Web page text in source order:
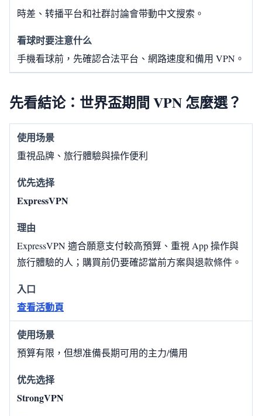
時差、转播平台和社群討論會带動中文搜索。
手機看球前，先確認合法平台、網路速度和備用 VPN。
先看結论：世界盃期間 VPN 怎麼選？
重視品牌、旅行體驗與操作便利
ExpressVPN
ExpressVPN 適合願意支付較高預算、重視 App 操作與
旅行體驗的人；購買前仍要確認當前方案與退款條件。
查看活動頁
預算有限，但想准備長期可用的主力/備用
StrongVPN